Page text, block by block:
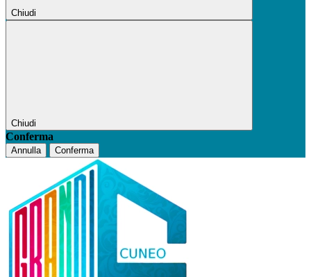
Chiudi
Chiudi
Conferma
Annulla Conferma